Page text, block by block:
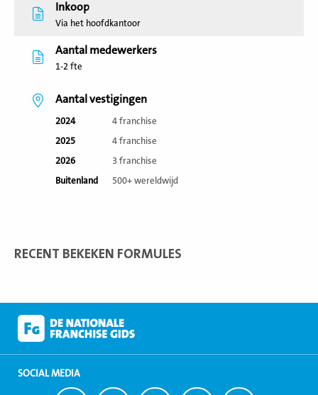
Inkoop
Via het hoofdkantoor
Aantal medewerkers
1-2 fte
Aantal vestigingen
2024
4 franchise
2025
4 franchise
2026
3 franchise
Buitenland
500+ wereldwijd
RECENT BEKEKEN FORMULES
SOCIAL MEDIA